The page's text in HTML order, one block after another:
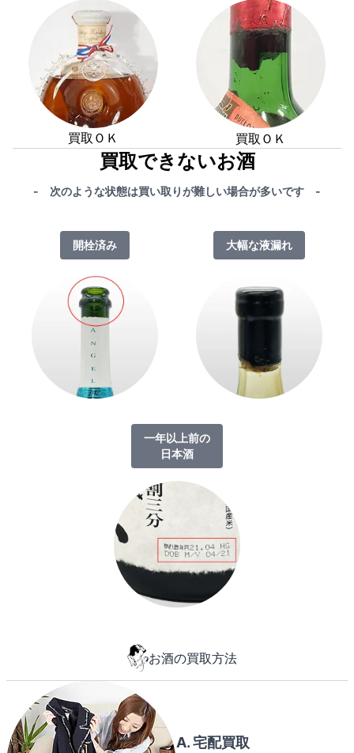
買取ＯＫ 買取ＯＫ
買取できないお酒
- 次のような状態は買い取りが難しい場合が多いです -
開栓済み 大幅な液漏れ
一年以上前の
日本酒
お酒の買取方法
A. 宅配買取